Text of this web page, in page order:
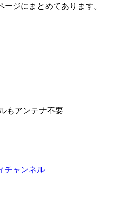
ジにまとめてあります。
もアンテナ不要
チャンネル